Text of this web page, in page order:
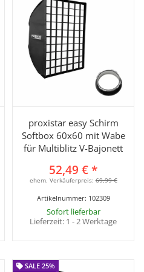
proxistar easy Schirm
Softbox 60x60 mit Wabe
für Multiblitz V-Bajonett
52,49 €*
ehem. Verkäuferpreis:69,99 €
Artikelnummer: 102309
Sofort lieferbar
Lieferzeit: 1 - 2 Werktage
SALE 25%
SALE 25%